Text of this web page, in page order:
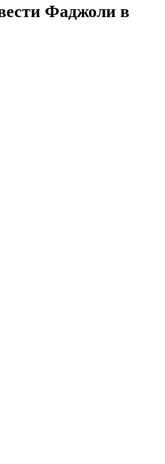
Фаджоли в